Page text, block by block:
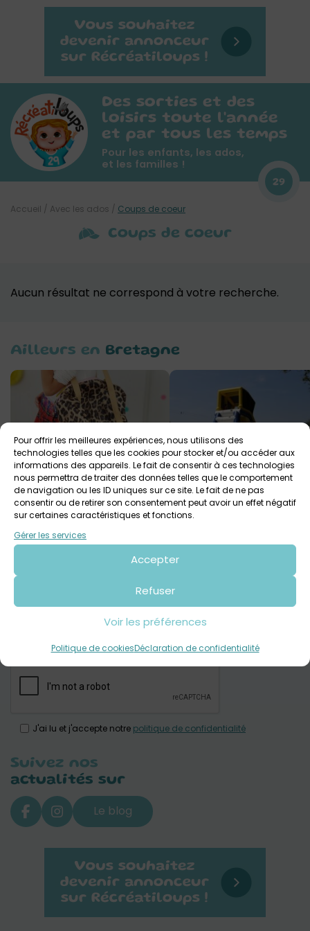
Pour offrir les meilleures expériences, nous utilisons des
technologies telles que les cookies pour stocker et/ou accéder aux
informations des appareils. Le fait de consentir à ces technologies
nous permettra de traiter des données telles que le comportement
de navigation ou les ID uniques sur ce site. Le fait de ne pas
consentir ou de retirer son consentement peut avoir un effet négatif
sur certaines caractéristiques et fonctions.
Gérer les services
Accepter
Refuser
Voir les préférences
Politique de cookiesDéclaration de confidentialité
Des sorties et des
loisirs toute l'année
et par tous les temps
Pour les enfants, les ados,
et les familles !
29
Coups de coeur
Accueil / Avec les ados / Coups de coeur
Aucun résultat ne correspond à votre recherche.
Ailleurs en Bretagne
Lilaxel – Ateliers Couture
Ploemeur Dès 6 ans Aquapark – BZH Wake
Dolo
à la newsletter
J'ai lu et j'accepte notre politique de confidentialité
Suivez nos
actualités sur
Le blog